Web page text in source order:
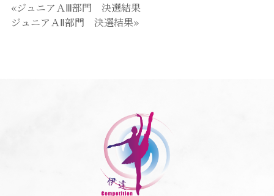
«ジュニアＡⅢ部門 決選結果
ジュニアＡⅡ部門 決選結果»